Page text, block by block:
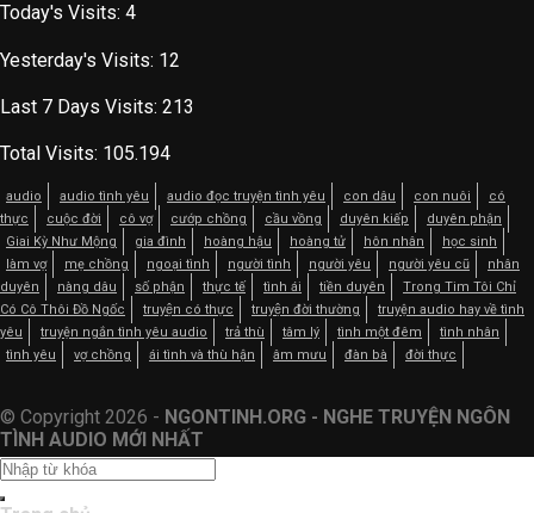
Today's Visits: 4
Yesterday's Visits: 12
Last 7 Days Visits: 213
Total Visits: 105.194
audio audio tình yêu audio đọc truyện tình yêu con dâu con nuôi
có
thực
cuộc đời cô vợ cướp chồng cầu vồng duyên kiếp
duyên phận
Giai Kỳ Như Mộng
gia đình hoàng hậu hoàng tử hôn nhân
học sinh
làm vợ
mẹ chồng ngoại tình người tình người yêu người yêu cũ
nhân
duyên
nàng dâu số phận thực tế tình ái tiền duyên
Trong Tim Tôi Chỉ
Có Cô Thôi Đồ Ngốc
truyện có thực truyện đời thường
truyện audio hay về tình
yêu
truyện ngắn tình yêu audio trả thù tâm lý tình một đêm
tình nhân
tình yêu
vợ chồng ái tình và thù hận âm mưu đàn bà đời thực
© Copyright 2026 - NGONTINH.ORG - NGHE TRUYỆN NGÔN
TÌNH AUDIO MỚI NHẤT